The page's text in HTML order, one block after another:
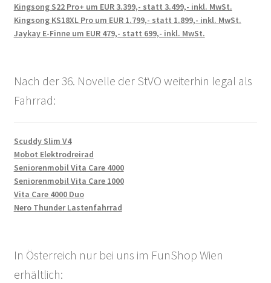
Kingsong S22 Pro+ um EUR 3.399,- statt 3.499,- inkl. MwSt.
Kingsong KS18XL Pro um EUR 1.799,- statt 1.899,- inkl. MwSt.
Jaykay E-Finne um EUR 479,- statt 699,- inkl. MwSt.
Nach der 36. Novelle der StVO weiterhin legal als
Fahrrad:
Scuddy Slim V4
Mobot Elektrodreirad
Seniorenmobil Vita Care 4000
Seniorenmobil Vita Care 1000
Vita Care 4000 Duo
Nero Thunder Lastenfahrrad
In Österreich nur bei uns im FunShop Wien
erhältlich: